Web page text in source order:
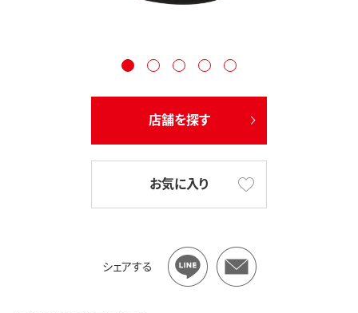
店舗を探す
お気に入り
シェアする